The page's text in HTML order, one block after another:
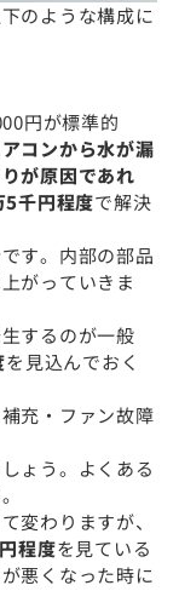
のような構成に
円が標準的
アコンから水が漏
が原因であれ
5千円程度で解決
す。内部の部品
がっていきま
するのが一般
を見込んでおく
充・ファン故障
ょう。よくある
変わりますが、
程度を見ている
悪くなった時に